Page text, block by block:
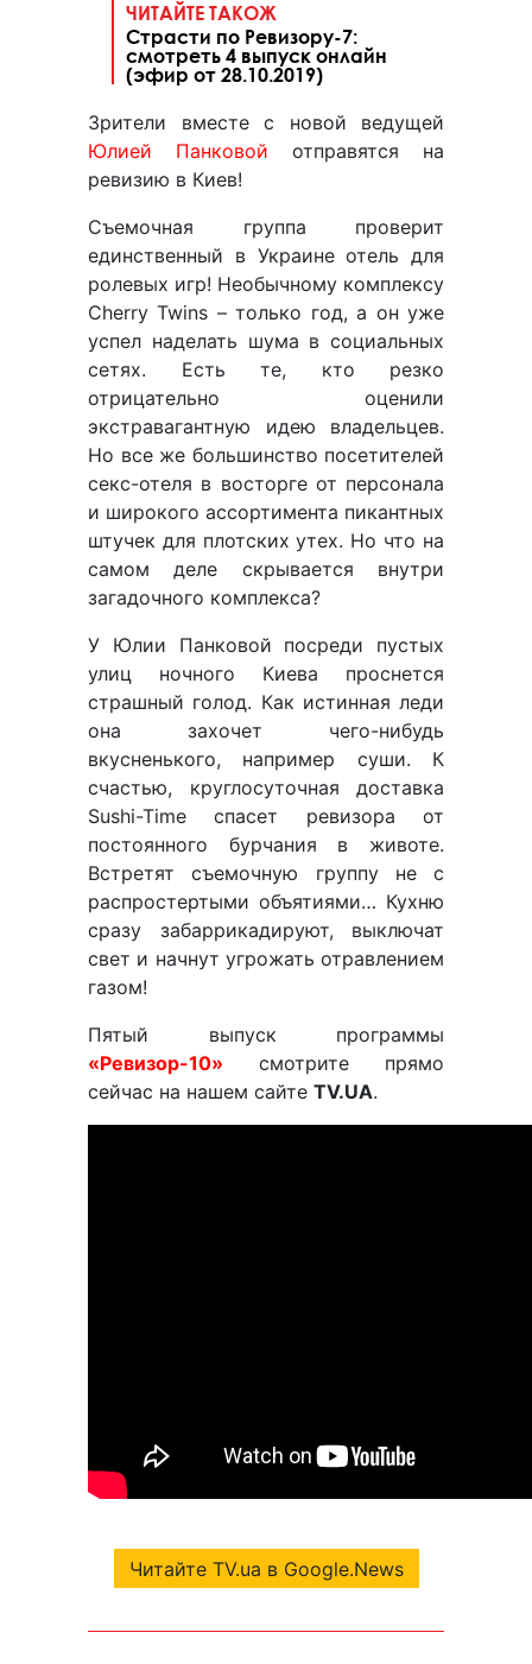
ЧИТАЙТЕ ТАКОЖ
Страсти по Ревизору-7:
смотреть 4 выпуск онлайн
(эфир от 28.10.2019)
Зрители вместе с новой ведущей
Юлией Панковой отправятся на
ревизию в Киев!
Съемочная группа проверит
единственный в Украине отель для
ролевых игр! Необычному комплексу
Cherry Twins – только год, а он уже
успел наделать шума в социальных
сетях. Есть те, кто резко
отрицательно оценили
экстравагантную идею владельцев.
Но все же большинство посетителей
секс-отеля в восторге от персонала
и широкого ассортимента пикантных
штучек для плотских утех. Но что на
самом деле скрывается внутри
загадочного комплекса?
У Юлии Панковой посреди пустых
улиц ночного Киева проснется
страшный голод. Как истинная леди
она захочет чего-нибудь
вкусненького, например суши. К
счастью, круглосуточная доставка
Sushi-Time спасет ревизора от
постоянного бурчания в животе.
Встретят съемочную группу не с
распростертыми объятиями… Кухню
сразу забаррикадируют, выключат
свет и начнут угрожать отравлением
газом!
Пятый выпуск программы
«Ревизор-10» смотрите прямо
сейчас на нашем сайте TV.UA.
Читайте TV.ua в Google.News